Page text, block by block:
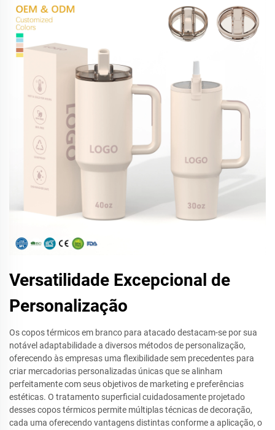
Versatilidade Excepcional de
Personalização
Os copos térmicos em branco para atacado destacam-se por sua
notável adaptabilidade a diversos métodos de personalização,
oferecendo às empresas uma flexibilidade sem precedentes para
criar mercadorias personalizadas únicas que se alinham
perfeitamente com seus objetivos de marketing e preferências
estéticas. O tratamento superficial cuidadosamente projetado
desses copos térmicos permite múltiplas técnicas de decoração,
cada uma oferecendo vantagens distintas conforme a aplicação, o